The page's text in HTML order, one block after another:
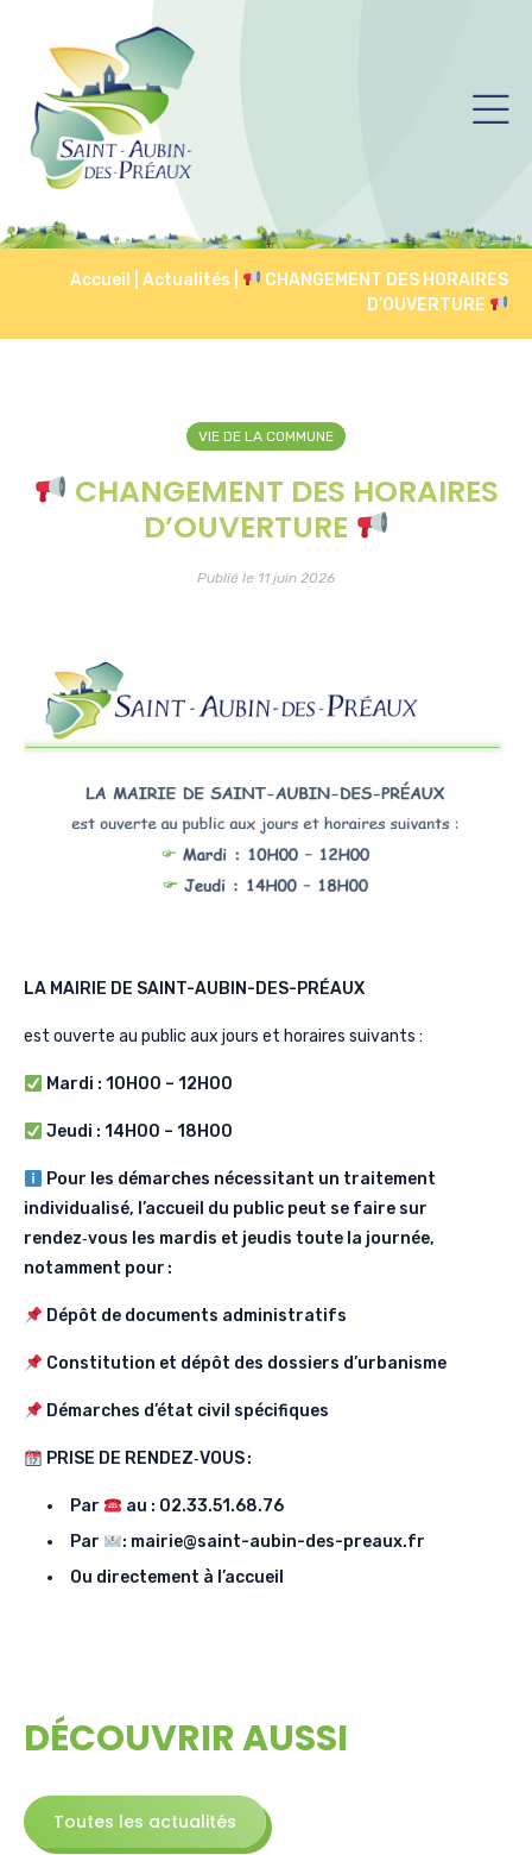
Accueil |Actualités
CHANGEMENT DES HORAIRES
D’OUVERTURE
VIE DE LA COMMUNE
CHANGEMENT DES HORAIRES
D’OUVERTURE
Publié le 11 juin 2026
LA MAIRIE DE SAINT-AUBIN-DES-PRÉAUX
est ouverte au public aux jours et horaires suivants :
Mardi : 10H00 – 12H00
Jeudi : 14H00 – 18H00
Pour les démarches nécessitant un traitement
individualisé, l’accueil du public peut se faire sur
rendez‑vous les mardis et jeudis toute la journée,
notamment pour :
Dépôt de documents administratifs
Constitution et dépôt des dossiers d’urbanisme
Démarches d’état civil spécifiques
PRISE DE RENDEZ‑VOUS:
Par
au : 02.33.51.68.76
Par
: mairie@saint-aubin-des-preaux.fr
Ou directement à l’accueil
DÉCOUVRIR AUSSI
Toutes les actualités